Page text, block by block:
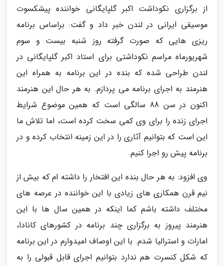
از برگزاری نکوداشت اکبر گلپایگانی خواننده پیشکسوت
موسیقی ایرانی در لندن خبر داد و گفت: براساس برنامه
ریزی هایی که صورت گرفته روز شنبه بیست و سوم
شهریورماه مراسم نکوداشتی برای استاد اکبر گلپایگانی در
لندن طراحی شده که بنده در این برنامه به همراه این
هنرمند به اجرای برنامه می پردازم. به هر حال این هنرمند
اکنون در سن 88 سالگی است که همین موضوع شرایط
اجرای زنده را برای وی کمی سخت کرده است، اما تلاش ما
این است که بتوانیم آثاری را در این زمینه انتخاب کرده و در
برنامه پیش رو اجرا کنیم.
وی افزود: به هر حال بنده این افتخار را داشته ام که بیش از
نیم قرن همکاری های زیادی با این خواننده در عرصه های
مختلف داشته باشم کما اینکه در همین سال ها با این
هنرمند پیروز به برگزاری چند برنامه در کشورهای کانادا،
امارات و استرالیا شدم. با این اوصاف امیدوارم در این برنامه
که شکل کنسرت هم ندارد بتوانیم اجرای قابل قبولی را به